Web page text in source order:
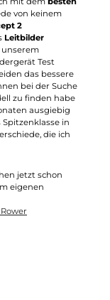
bezeichnen. Denn
sich mit dem
Rede von keinem
Concept 2
alsLeitbilder
in unserem
Rudergerät Test
beiden das bessere
Ihnen bei der Suche
zu finden habe
Monaten ausgiebig
als Spitzenklasse in
sehen jetzt schon
eigenen